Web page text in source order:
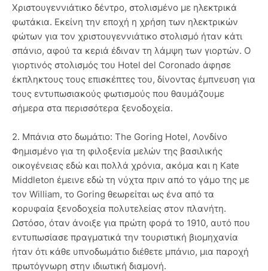
Χριστουγεννιάτικο δέντρο, στολισμένο με ηλεκτρικά
φωτάκια. Εκείνη την εποχή η χρήση των ηλεκτρικών
φώτων για τον χριστουγεννιάτικο στολισμό ήταν κάτι
σπάνιο, αφού τα κεριά έδιναν τη λάμψη των γιορτών. Ο
γιορτινός στολισμός του Hotel del Coronado άφησε
έκπληκτους τους επισκέπτες του, δίνοντας έμπνευση για
τους εντυπωσιακούς φωτισμούς που θαυμάζουμε
σήμερα στα περισσότερα ξενοδοχεία.
2. Μπάνια στο δωμάτιo: The Goring Hotel, Λονδίνο
Φημισμένο για τη φιλοξενία μελών της βασιλικής
οικογένειας εδώ και πολλά χρόνια, ακόμα και η Kate
Middleton έμεινε εδώ τη νύχτα πριν από το γάμο της με
τον William, το Goring θεωρείται ως ένα από τα
κορυφαία ξενοδοχεία πολυτελείας στον πλανήτη.
Ωστόσο, όταν άνοιξε για πρώτη φορά το 1910, αυτό που
εντυπωσίασε πραγματικά την τουριστική βιομηχανία
ήταν ότι κάθε υπνοδωμάτιο διέθετε μπάνιο, μια παροχή
πρωτόγνωρη στην ιδιωτική διαμονή.